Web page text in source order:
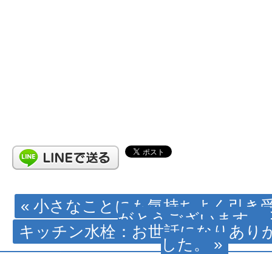
« 小さなことにも気持ちよく引き
がとうございます。
キッチン水栓：お世話になりあり
した。 »